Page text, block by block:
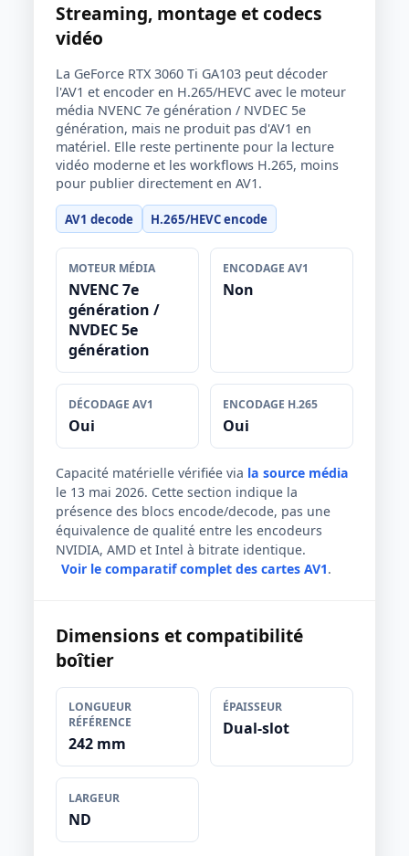
Streaming, montage et codecs
vidéo
La GeForce RTX 3060 Ti GA103 peut décoder
l'AV1 et encoder en H.265/HEVC avec le moteur
média NVENC 7e génération / NVDEC 5e
génération, mais ne produit pas d'AV1 en
matériel. Elle reste pertinente pour la lecture
vidéo moderne et les workflows H.265, moins
pour publier directement en AV1.
AV1 decode H.265/HEVC encode
MOTEUR MÉDIA
NVENC 7e
génération /
NVDEC 5e
génération
ENCODAGE AV1
Non
DÉCODAGE AV1
Oui
ENCODAGE H.265
Oui
Capacité matérielle vérifiée via la source média
le 13 mai 2026. Cette section indique la
présence des blocs encode/decode, pas une
équivalence de qualité entre les encodeurs
NVIDIA, AMD et Intel à bitrate identique.
Voir le comparatif complet des cartes AV1.
Dimensions et compatibilité
boîtier
LONGUEUR
RÉFÉRENCE
242 mm
ÉPAISSEUR
Dual-slot
LARGEUR
ND